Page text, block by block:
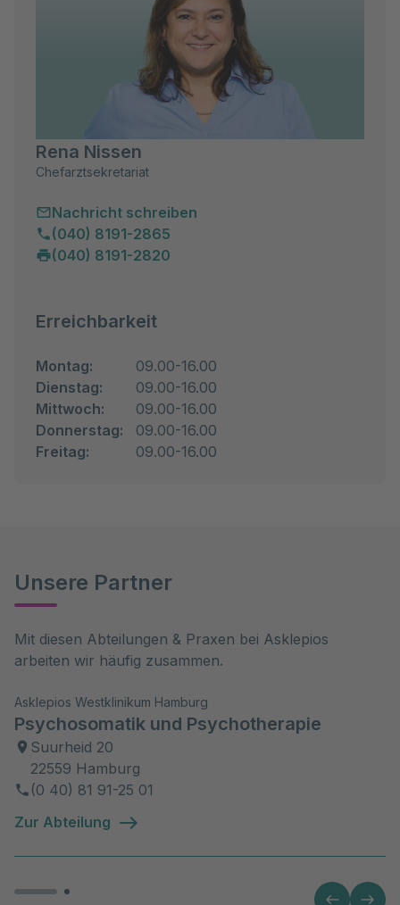
Rena Nissen
Chefarztsekretariat
Nachricht schreiben
(040) 8191-2865
(040) 8191-2820
Erreichbarkeit
Montag:
09.00-16.00
Dienstag:
09.00-16.00
Mittwoch:
09.00-16.00
Donnerstag:
09.00-16.00
Freitag:
09.00-16.00
Unsere Partner
Mit diesen Abteilungen & Praxen bei Asklepios
arbeiten wir häufig zusammen.
Asklepios Westklinikum Hamburg
Psychosomatik und Psychotherapie
Suurheid 20
22559 Hamburg
(0 40) 81 91-25 01
Zur Abteilung